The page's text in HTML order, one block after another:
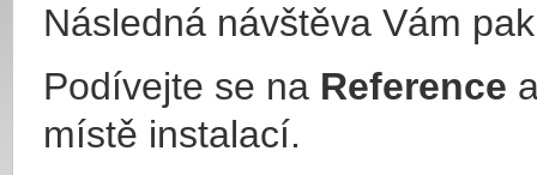
Následná návštěva Vám
Podívejte se na Reference
místě instalací.